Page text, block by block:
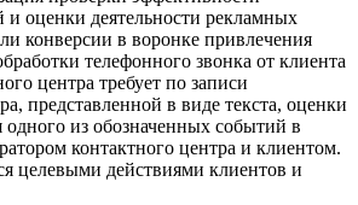
оценки деятельности рекламных
конверсии в воронке привлечения
телефонного звонка от клиента
центра требует по записи
представленной в виде текста, оценки
одного из обозначенных событий в
контактного центра и клиентом.
целевыми действиями клиентов и